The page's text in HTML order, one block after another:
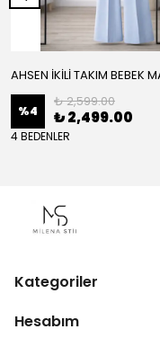
AHSEN İKİLİ TAKIM BEBEK
%4
₺ 2,599.00
₺ 2,499.00
4 BEDENLER
Kategoriler
Hesabım